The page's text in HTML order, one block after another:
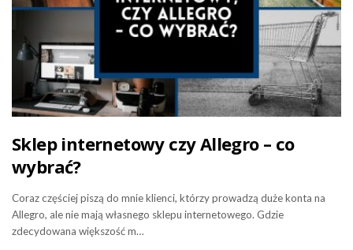
Sklep internetowy czy Allegro – co
wybrać?
Coraz częściej piszą do mnie klienci, którzy prowadzą duże konta na
Allegro, ale nie mają własnego sklepu internetowego. Gdzie
zdecydowana większość m…